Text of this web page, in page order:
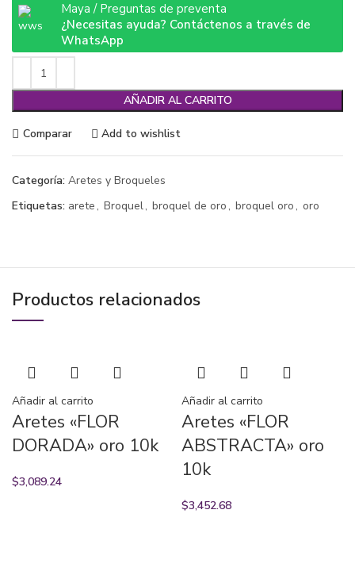
Maya / Preguntas de preventa
¿Necesitas ayuda? Contáctenos a través de
WhatsApp
AÑADIR AL CARRITO
Comparar Add to wishlist
Categoría: Aretes y Broqueles
Etiquetas: arete, Broquel, broquel de oro, broquel oro, oro
Productos relacionados
Añadir al carrito
Aretes «FLOR
DORADA» oro 10k
$3,089.24
Añadir al carrito
Aretes «FLOR
ABSTRACTA» oro
10k
$3,452.68